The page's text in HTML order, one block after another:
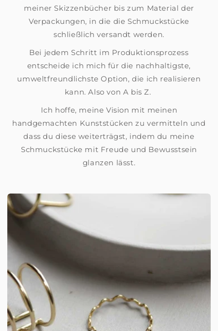
meiner Skizzenbücher bis zum Material der
Verpackungen, in die die Schmuckstücke
schließlich versandt werden.
Bei jedem Schritt im Produktionsprozess
entscheide ich mich für die nachhaltigste,
umweltfreundlichste Option, die ich realisieren
kann. Also von A bis Z.
Ich hoffe, meine Vision mit meinen
handgemachten Kunststücken zu vermitteln und
dass du diese weiterträgst, indem du meine
Schmuckstücke mit Freude und Bewusstsein
glanzen lässt.